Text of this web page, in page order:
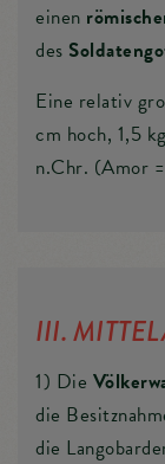
einen
des
Eine relativ
cm hoch, 1,5
n.Chr. (Amor
III.
1) Die
die
die